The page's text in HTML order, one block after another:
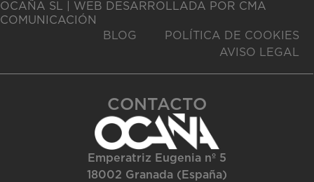
OCAÑA SL | WEB DESARROLLADA POR CMA
COMUNICACIÓN
BLOG
POLÍTICA DE COOKIES
AVISO LEGAL
CONTACTO
Emperatriz Eugenia nº 5
18002 Granada (España)